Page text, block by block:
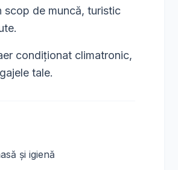
scop de muncă, turistic
condiționat climatronic,
tale.
și igienă